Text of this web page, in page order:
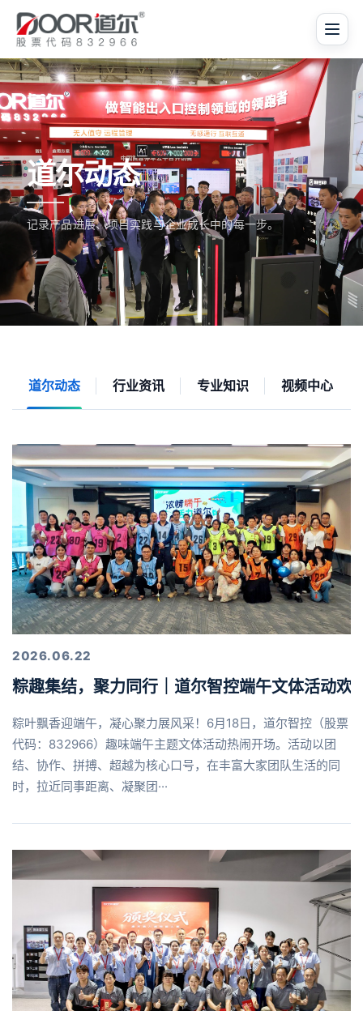
道尔动态
记录产品进展、项目实践与企业成长中的每一步。
道尔动态 行业资讯 专业知识 视频中心
2026.06.22
粽趣集结，聚力同行｜道尔智控端午文体活动欢
粽叶飘香迎端午，凝心聚力展风采！6月18日，道尔智控（股票
代码：832966）趣味端午主题文体活动热闹开场。活动以团
结、协作、拼搏、超越为核心口号，在丰富大家团队生活的同
时，拉近同事距离、凝聚团···